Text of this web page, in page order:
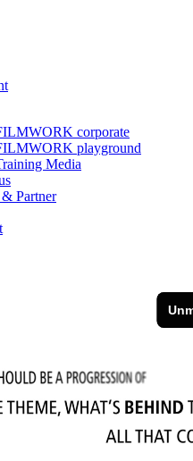
corporate
playground
Media
Partner